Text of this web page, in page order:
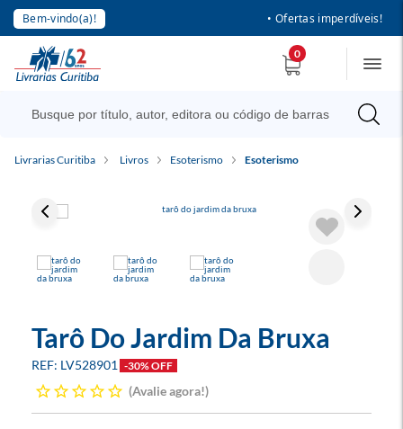
Bem-vindo(a)! • Ofertas imperdíveis!
0
Livrarias Curitiba Livros Esoterismo Esoterismo
Tarô Do Jardim Da Bruxa
LV528901 -30% OFF
Avalie agora!